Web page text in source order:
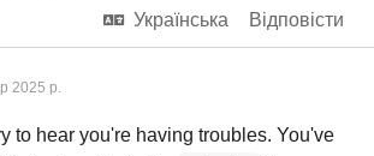
Українська
Відповісти
2025 р.
to hear you're having troubles. You've